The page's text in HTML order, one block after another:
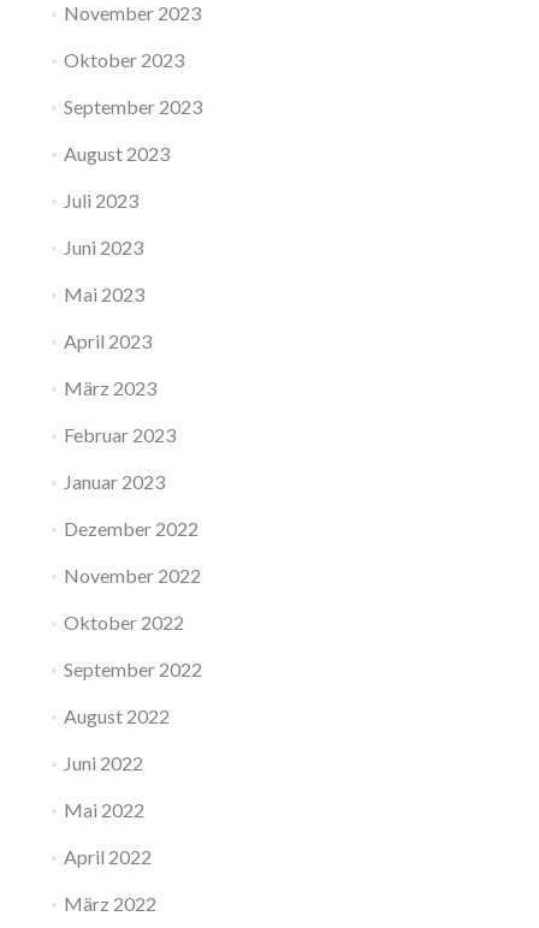
November 2023
Oktober 2023
September 2023
August 2023
Juli 2023
Juni 2023
Mai 2023
April 2023
März 2023
Februar 2023
Januar 2023
Dezember 2022
November 2022
Oktober 2022
September 2022
August 2022
Juni 2022
Mai 2022
April 2022
März 2022